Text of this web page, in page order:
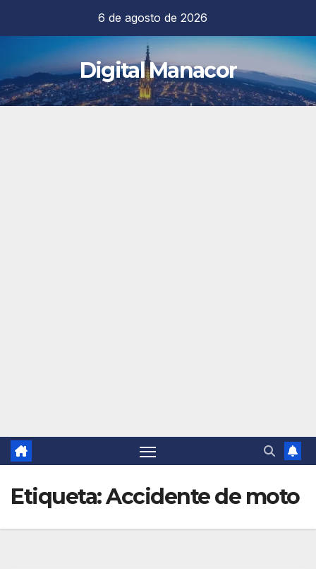
contenido
6 de agosto de 2026
Digital Manacor
Etiqueta:Accidente de moto